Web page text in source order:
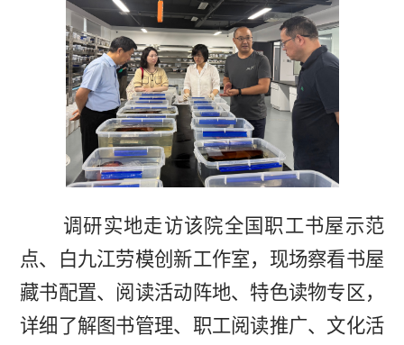
调研实地走访该院全国职工书屋示范
点、白九江劳模创新工作室，现场察看书屋
藏书配置、阅读活动阵地、特色读物专区，
详细了解图书管理、职工阅读推广、文化活